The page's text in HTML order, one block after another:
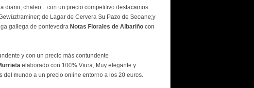
diario, chateo... con un precio competitivo destacamos
de Lagar de Cervera Su Pazo de Seoane;y
gallega de pontevedra Notas Florales de Albariño con
y con un precio más contundente
elaborado con 100% Viura, Muy elegante y
mundo a un precio online entorno a los 20 euros.